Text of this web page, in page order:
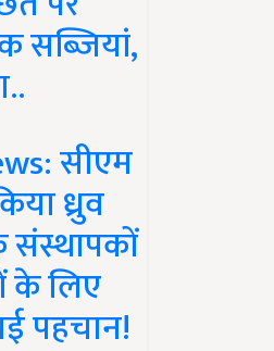
सब्जियां,
सीएम
ध्रुव
संस्थापकों
के लिए
पहचान!